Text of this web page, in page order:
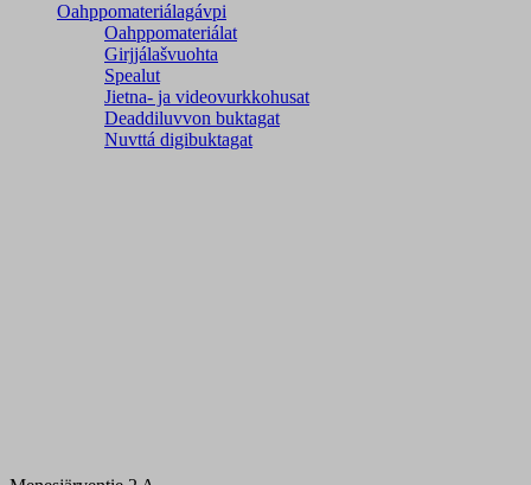
Oahppomateriálagávpi
Oahppomateriálat
Girjjálašvuohta
Spealut
Jietna- ja videovurkkohusat
Deaddiluvvon buktagat
Nuvttá digibuktagat